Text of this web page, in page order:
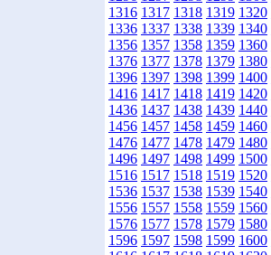
1316 1317 1318 1319 1320
1336 1337 1338 1339 1340
1356 1357 1358 1359 1360
1376 1377 1378 1379 1380
1396 1397 1398 1399 1400
1416 1417 1418 1419 1420
1436 1437 1438 1439 1440
1456 1457 1458 1459 1460
1476 1477 1478 1479 1480
1496 1497 1498 1499 1500
1516 1517 1518 1519 1520
1536 1537 1538 1539 1540
1556 1557 1558 1559 1560
1576 1577 1578 1579 1580
1596 1597 1598 1599 1600